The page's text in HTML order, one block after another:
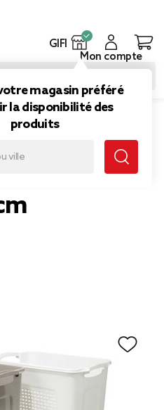
GIFI
magasin préféré
la disponibilité des
produits
Mon compte
x2 plastique